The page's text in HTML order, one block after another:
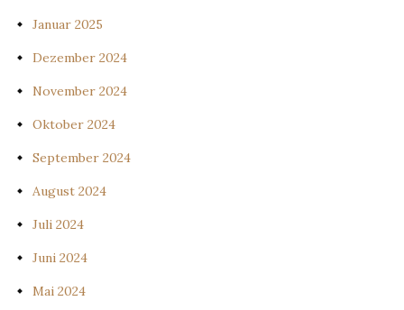
Januar 2025
Dezember 2024
November 2024
Oktober 2024
September 2024
August 2024
Juli 2024
Juni 2024
Mai 2024